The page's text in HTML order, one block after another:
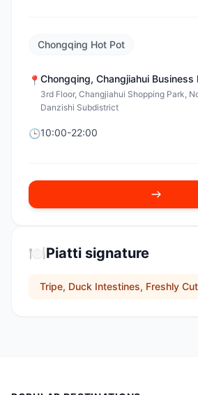
Chongqing Hot Pot
📍 Chongqing, Changjiahui Business
3rd Floor, Changjiahui Shopping Park,
Danzishi Subdistrict
🕒10:00-22:00
🍽️Piatti signature
Tripe, Duck Intestines, Freshly